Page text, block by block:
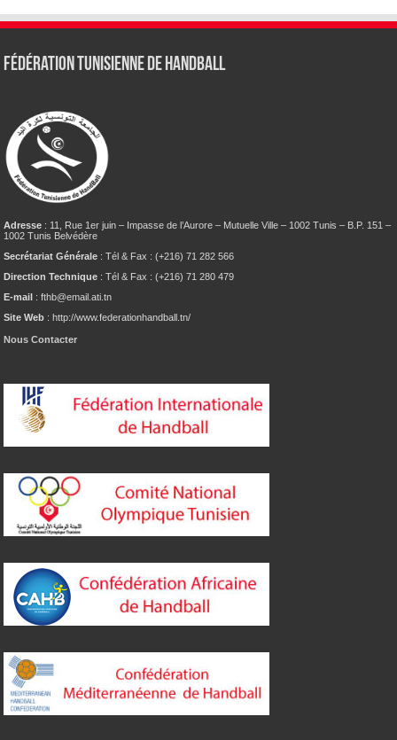
Fédération tunisienne de Handball
Adresse : 11, Rue 1er juin – Impasse de l’Aurore – Mutuelle Ville – 1002 Tunis – B.P. 151 –
1002 Tunis Belvédère
Secrétariat Générale : Tél & Fax : (+216) 71 282 566
Direction Technique : Tél & Fax : (+216) 71 280 479
E-mail : fthb@email.ati.tn
Site Web : http://www.federationhandball.tn/
Nous Contacter